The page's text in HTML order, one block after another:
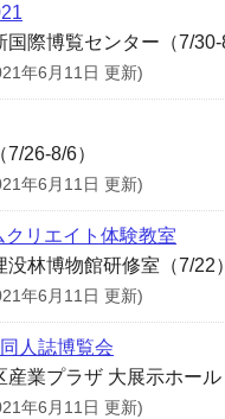
際博覧センター（7/30-
年6月11日 更新)
26-8/6）
年6月11日 更新)
クリエイト体験教室
林博物館研修室（7/22）
年6月11日 更新)
人誌博覧会
業プラザ 大展示ホール
年6月11日 更新)